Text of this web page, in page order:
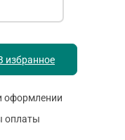
избранное
оформлении
оплаты